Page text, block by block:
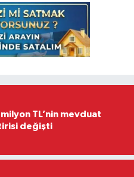
TL’nin mevduat
değişti